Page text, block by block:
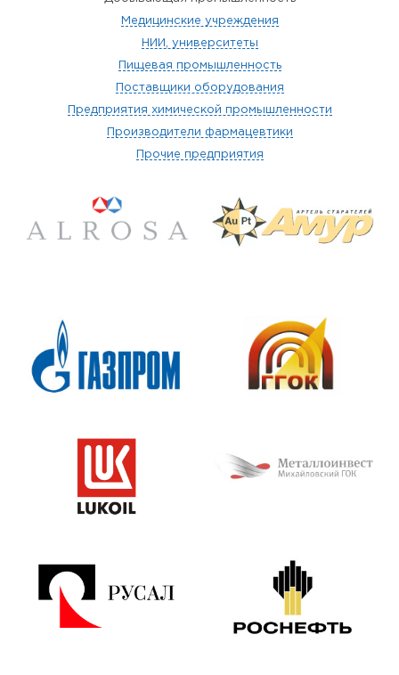
Медицинские учреждения
НИИ, университеты
Пищевая промышленность
Поставщики оборудования
Предприятия химической промышленности
Производители фармацевтики
Прочие предприятия